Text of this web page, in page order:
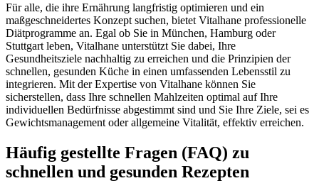
Für alle, die ihre Ernährung langfristig optimieren und ein
maßgeschneidertes Konzept suchen, bietet Vitalhane professionelle
Diätprogramme an. Egal ob Sie in München, Hamburg oder
Stuttgart leben, Vitalhane unterstützt Sie dabei, Ihre
Gesundheitsziele nachhaltig zu erreichen und die Prinzipien der
schnellen, gesunden Küche in einen umfassenden Lebensstil zu
integrieren. Mit der Expertise von Vitalhane können Sie
sicherstellen, dass Ihre schnellen Mahlzeiten optimal auf Ihre
individuellen Bedürfnisse abgestimmt sind und Sie Ihre Ziele, sei es
Gewichtsmanagement oder allgemeine Vitalität, effektiv erreichen.
Häufig gestellte Fragen (FAQ) zu
schnellen und gesunden Rezepten